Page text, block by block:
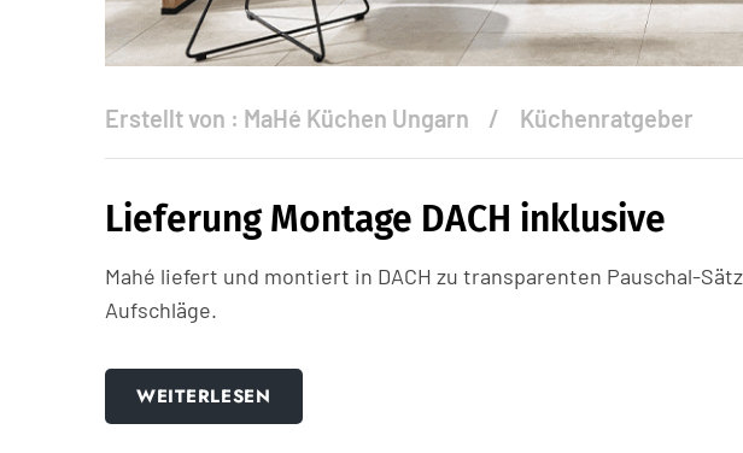
Erstellt von : MaHé Küchen Ungarn Küchenratgeber
Lieferung Montage DACH inklusive
Mahé liefert und montiert in DACH zu transparenten Pauschal-
Aufschläge.
WEITERLESEN